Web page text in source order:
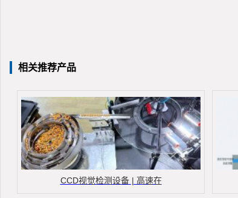
相关推荐产品
CCD视觉检测设备 | 高速在